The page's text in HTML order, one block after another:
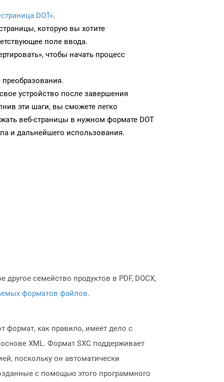
DOT».
которую вы хотите
поле ввода.
чтобы начать процесс
устройство после завершения
эти шаги, вы сможете легко
веб-страницы в нужном формате DOT
и дальнейшего использования.
семейство продуктов в PDF, DOCX,
форматов файлов.
формат, как правило, имеет дело с
XML. Формат SXC поддерживает
поскольку он автоматически
с помощью этого программного